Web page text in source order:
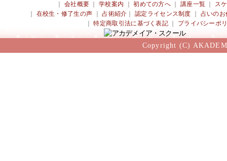
会社概要 ｜学校案内 ｜初めての方へ 講座一覧
ス
在校生・修了生の声 ｜占術紹介 ｜認定ライセンス制度
占いのお
｜特定商取引法に基づく表記 プライバシーポ
Copyright (C)